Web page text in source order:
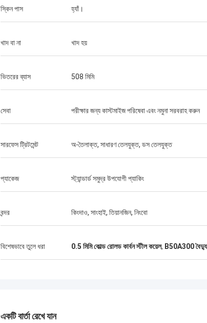
স্কিন পাস হ্যাঁ।
খাদ বা না খাদ হয়
ভিতরের ব্যাস 508 মিমি
সেবা পরীক্ষার জন্য কাস্টমাইজ পরিষেবা এবং নমুনা সরবরাহ করুন
সারফেস ট্রিটমেন্ট অ-তৈলাক্ত, সাধারণ তেলযুক্ত, ডস তেলযুক্ত
প্যাকেজ স্ট্যান্ডার্ড সমুদ্র উপযোগী প্যাকিং
বন্দর কিংদাও, সাংহাই, তিয়ানজিন, নিংবো
বিশেষভাবে তুলে ধরা 0.5 মিমি কোল্ড রোলড কার্বন স্টীল কয়েল, B50A300
একটি বার্তা রেখে যান